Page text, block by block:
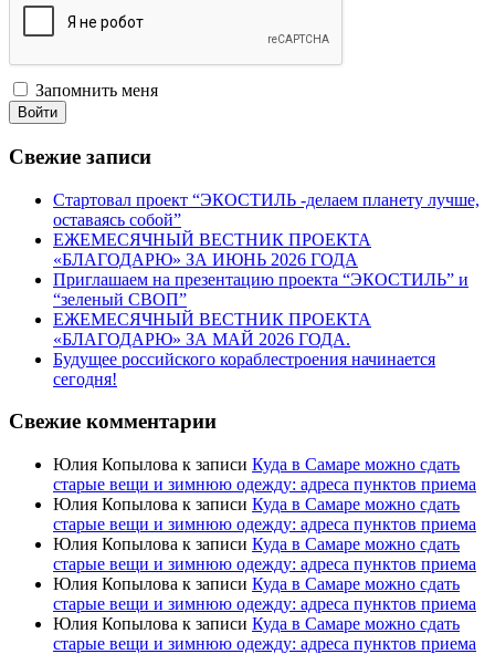
Запомнить меня
Войти
Свежие записи
Стартовал проект “ЭКОСТИЛЬ -делаем планету лучше,
оставаясь собой”
ЕЖЕМЕСЯЧНЫЙ ВЕСТНИК ПРОЕКТА
«БЛАГОДАРЮ» ЗА ИЮНЬ 2026 ГОДА
Приглашаем на презентацию проекта “ЭКОСТИЛЬ” и
“зеленый СВОП”
ЕЖЕМЕСЯЧНЫЙ ВЕСТНИК ПРОЕКТА
«БЛАГОДАРЮ» ЗА МАЙ 2026 ГОДА.
Будущее российского кораблестроения начинается
сегодня!
Свежие комментарии
Юлия Копылова к записи Куда в Самаре можно сдать
старые вещи и зимнюю одежду: адреса пунктов приема
Юлия Копылова к записи Куда в Самаре можно сдать
старые вещи и зимнюю одежду: адреса пунктов приема
Юлия Копылова к записи Куда в Самаре можно сдать
старые вещи и зимнюю одежду: адреса пунктов приема
Юлия Копылова к записи Куда в Самаре можно сдать
старые вещи и зимнюю одежду: адреса пунктов приема
Юлия Копылова к записи Куда в Самаре можно сдать
старые вещи и зимнюю одежду: адреса пунктов приема